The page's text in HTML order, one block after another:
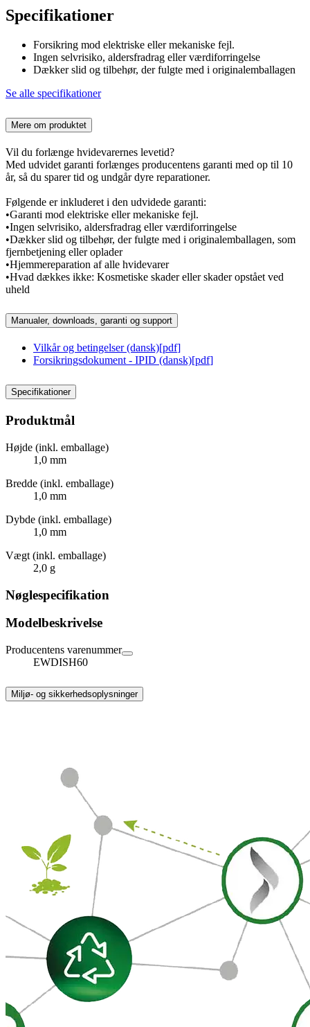
Specifikationer
Forsikring mod elektriske eller mekaniske fejl.
Ingen selvrisiko, aldersfradrag eller værdiforringelse
Dækker slid og tilbehør, der fulgte med i originalemballagen
Se alle specifikationer
Mere om produktet
Vil du forlænge hvidevarernes levetid?
Med udvidet garanti forlænges producentens garanti med op til 10
år, så du sparer tid og undgår dyre reparationer.
Følgende er inkluderet i den udvidede garanti:
•Garanti mod elektriske eller mekaniske fejl.
•Ingen selvrisiko, aldersfradrag eller værdiforringelse
•Dækker slid og tilbehør, der fulgte med i originalemballagen, som
fjernbetjening eller oplader
•Hjemmereparation af alle hvidevarer
•Hvad dækkes ikke: Kosmetiske skader eller skader opstået ved
uheld
Manualer, downloads, garanti og support
Vilkår og betingelser (dansk)[pdf]
Forsikringsdokument - IPID (dansk)[pdf]
Specifikationer
Produktmål
Højde (inkl. emballage)
1,0 mm
Bredde (inkl. emballage)
1,0 mm
Dybde (inkl. emballage)
1,0 mm
Vægt (inkl. emballage)
2,0 g
Nøglespecifikation
Modelbeskrivelse
Producentens varenummer
EWDISH60
Miljø- og sikkerhedsoplysninger